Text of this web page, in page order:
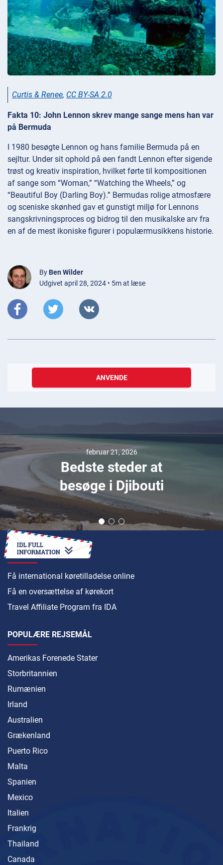
Curtis & Renee, CC BY-SA 2.0
Fakta 10: John Lennon skrev mange sange mens han var
på Bermuda
I 1980 besøgte Lennon og hans familie Bermuda på en
sejltur. Under sit ophold på øen fandt Lennon efter sigende
trøst og kreativ inspiration, hvilket førte til kompositionen
af sange som “Woman,” “Watching the Wheels,” og
“Beautiful Boy (Darling Boy).” Bermudas rolige atmosfære
og sceniske skønhed gav et gunstigt miljø for Lennons
sangskrivningsproces og bidrog til den musikalske arv fra
en af de mest ikoniske figurer i populærmusikkens historie.
By Ben Wilder
Udgivet april 28, 2024 • 5m at læse
ANVENDE
februar 21, 2026
Bedste steder at
besøge i Djibouti
SÅDAN
Få international køretilladelse online
Få en oversættelse af kørekort
Travel Affiliate Program fra IDA
POPULÆRE REJSEMÅL
Amerikas Forenede Stater
Storbritannien
Rumænien
Irland
Australien
Grækenland
Puerto Rico
Malta
Spanien
Mexico
Italien
Frankrig
Thailand
Canada